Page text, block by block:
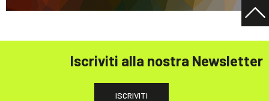
Iscriviti alla nostra Newsletter
ISCRIVITI